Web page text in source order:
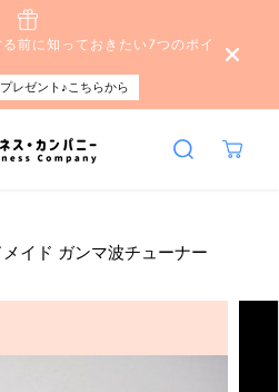
前に知っておきたい7つのポイ
レゼント♪こちらから
イド ガンマ波チューナー